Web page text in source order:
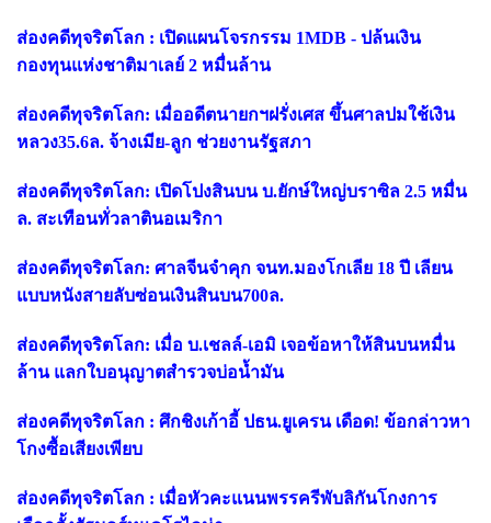
ส่องคดีทุจริตโลก : เปิดแผนโจรกรรม 1MDB - ปล้นเงิน
กองทุนแห่งชาติมาเลย์ 2 หมื่นล้าน
ส่องคดีทุจริตโลก: เมื่ออดีตนายกฯฝรั่งเศส ขึ้นศาลปมใช้เงิน
หลวง35.6ล. จ้างเมีย-ลูก ช่วยงานรัฐสภา
ส่องคดีทุจริตโลก: เปิดโปงสินบน บ.ยักษ์ใหญ่บราซิล 2.5 หมื่น
ล. สะเทือนทั่วลาตินอเมริกา
ส่องคดีทุจริตโลก: ศาลจีนจำคุก จนท.มองโกเลีย 18 ปี เลียน
แบบหนังสายลับซ่อนเงินสินบน700ล.
ส่องคดีทุจริตโลก: เมื่อ บ.เชลล์-เอมิ เจอข้อหาให้สินบนหมื่น
ล้าน แลกใบอนุญาตสำรวจบ่อน้ำมัน
ส่องคดีทุจริตโลก : ศึกชิงเก้าอี้ ปธน.ยูเครน เดือด! ข้อกล่าวหา
โกงซื้อเสียงเพียบ
ส่องคดีทุจริตโลก : เมื่อหัวคะแนนพรรครีพับลิกันโกงการ